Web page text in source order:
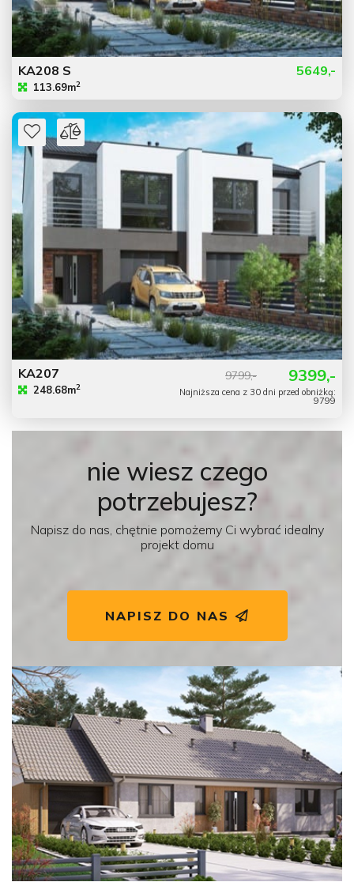
KA208 S
113.69m2
5649,-
KA207
248.68m2
9399,-
9799,-
Najniższa cena z 30 dni przed obniżką:
9799
nie wiesz czego
potrzebujesz?
Napisz do nas, chętnie pomożemy Ci wybrać idealny
projekt domu
NAPISZ DO NAS